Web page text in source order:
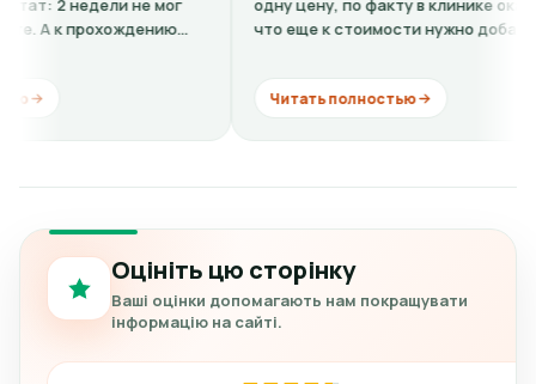
не мог
одну цену, по факту в клинике оказалось,
что еще к стоимости нужно добавить
Читать полностью
Оцініть цю сторінку
Ваші оцінки допомагають нам покращувати
інформацію на сайті.